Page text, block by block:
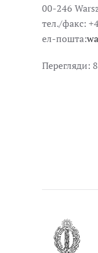
00-246
тел./факс:
ел-пошта:
Перегляди: